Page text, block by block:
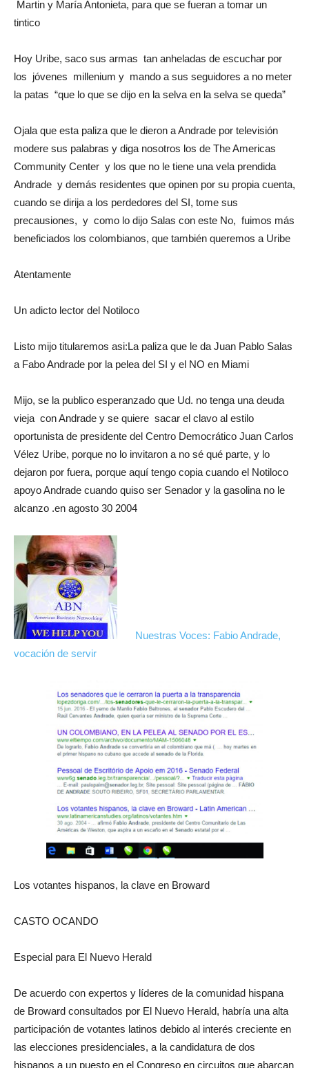
Martin y María Antonieta, para que se fueran a tomar un
tintico
Hoy Uribe, saco sus armas tan anheladas de escuchar por
los jóvenes millenium y mando a sus seguidores a no meter
la patas “que lo que se dijo en la selva en la selva se queda”
Ojala que esta paliza que le dieron a Andrade por televisión
modere sus palabras y diga nosotros los de The Americas
Community Center y los que no le tiene una vela prendida
Andrade y demás residentes que opinen por su propia cuenta,
cuando se dirija a los perdedores del SI, tome sus
precausiones, y como lo dijo Salas con este No, fuimos más
beneficiados los colombianos, que también queremos a Uribe
Atentamente
Un adicto lector del Notiloco
Listo mijo titularemos asi:La paliza que le da Juan Pablo Salas
a Fabo Andrade por la pelea del SI y el NO en Miami
Mijo, se la publico esperanzado que Ud. no tenga una deuda
vieja con Andrade y se quiere sacar el clavo al estilo
oportunista de presidente del Centro Democrático Juan Carlos
Vélez Uribe, porque no lo invitaron a no sé qué parte, y lo
dejaron por fuera, porque aquí tengo copia cuando el Notiloco
apoyo Andrade cuando quiso ser Senador y la gasolina no le
alcanzo .en agosto 30 2004
Nuestras Voces: Fabio Andrade,
vocación de servir
Los votantes hispanos, la clave en Broward
CASTO OCANDO
Especial para El Nuevo Herald
De acuerdo con expertos y líderes de la comunidad hispana
de Broward consultados por El Nuevo Herald, habría una alta
participación de votantes latinos debido al interés creciente en
las elecciones presidenciales, a la candidatura de dos
hispanos a un puesto en el Congreso en circuitos que abarcan